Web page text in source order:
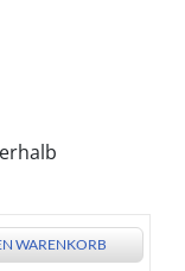
WARENKORB